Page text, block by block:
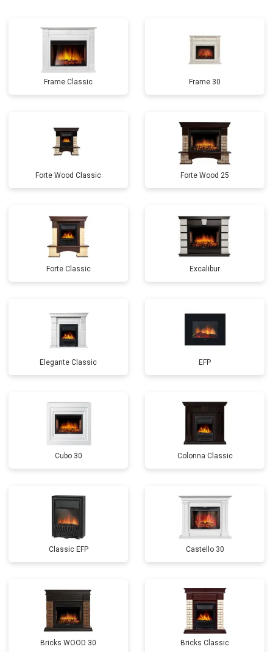
Frame Classic Frame 30
Forte Wood Classic Forte Wood 25
Forte Classic Excalibur
Elegante Classic EFP
Cubo 30 Colonnа Classic
Classic EFP Castello 30
Bricks WOOD 30 Bricks Classic